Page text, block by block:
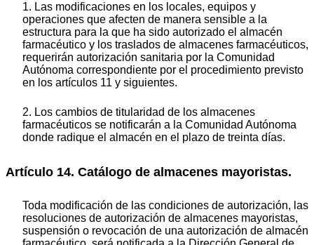
1. Las modificaciones en los locales, equipos y
operaciones que afecten de manera sensible a la
estructura para la que ha sido autorizado el almacén
farmacéutico y los traslados de almacenes farmacéuticos,
requerirán autorización sanitaria por la Comunidad
Autónoma correspondiente por el procedimiento previsto
en los artículos 11 y siguientes.
2. Los cambios de titularidad de los almacenes
farmacéuticos se notificarán a la Comunidad Autónoma
donde radique el almacén en el plazo de treinta días.
Artículo 14. Catálogo de almacenes mayoristas.
Toda modificación de las condiciones de autorización, las
resoluciones de autorización de almacenes mayoristas,
suspensión o revocación de una autorización de almacén